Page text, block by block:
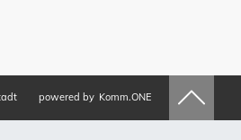
powered by Komm.ONE